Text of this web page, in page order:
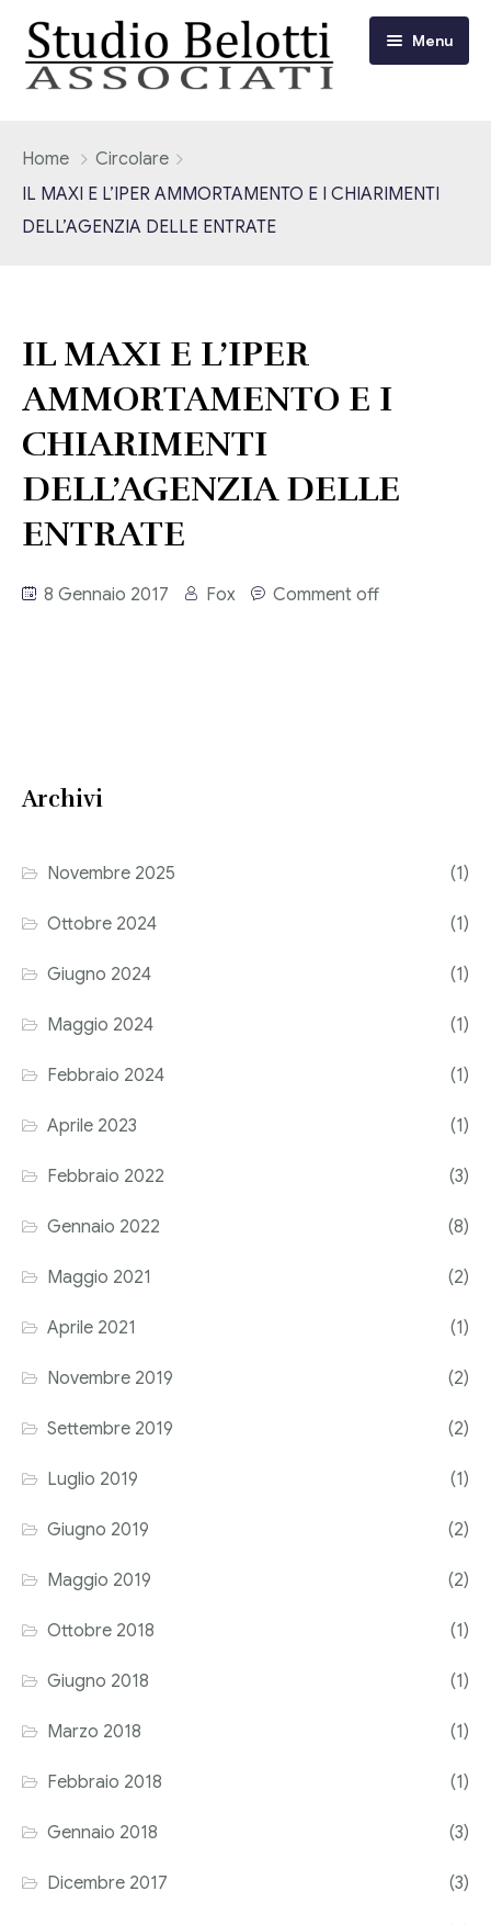
Menu
I nostri servizi
Adempimenti Dichiarativi e Fiscali
Contrattualistica Varia
Consulenza Societaria
Corsi FAD
Video/Tv
Link utili
Press
Pubblicazioni
Home
Circolare
IL MAXI E L’IPER AMMORTAMENTO E I CHIARIMENTI
DELL’AGENZIA DELLE ENTRATE
IL MAXI E L’IPER
AMMORTAMENTO E I
CHIARIMENTI
DELL’AGENZIA DELLE
ENTRATE
8 Gennaio 2017 Fox Comment off
Archivi
Novembre 2025 (1)
Ottobre 2024 (1)
Giugno 2024 (1)
Maggio 2024 (1)
Febbraio 2024 (1)
Aprile 2023 (1)
Febbraio 2022 (3)
Gennaio 2022 (8)
Maggio 2021 (2)
Aprile 2021 (1)
Novembre 2019 (2)
Settembre 2019 (2)
Luglio 2019 (1)
Giugno 2019 (2)
Maggio 2019 (2)
Ottobre 2018 (1)
Giugno 2018 (1)
Marzo 2018 (1)
Febbraio 2018 (1)
Gennaio 2018 (3)
Dicembre 2017 (3)